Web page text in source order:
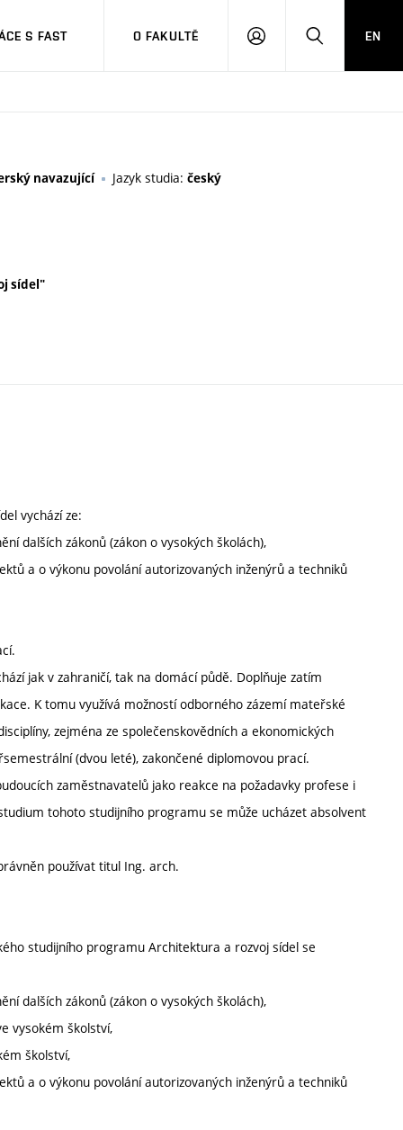
S FAST O FAKULTĚ
PŘIHLÁSITHLEDAT
EN
navazující Jazyk studia: český
sídel"
vychází ze:
dalších zákonů (zákon o vysokých školách),
a o výkonu povolání autorizovaných inženýrů a techniků
jak v zahraničí, tak na domácí půdě. Doplňuje zatím
K tomu využívá možností odborného zázemí mateřské
zejména ze společenskovědních a ekonomických
(dvou leté), zakončené diplomovou prací.
zaměstnavatelů jako reakce na požadavky profese i
tohoto studijního programu se může ucházet absolvent
používat titul Ing. arch.
studijního programu Architektura a rozvoj sídel se
dalších zákonů (zákon o vysokých školách),
vysokém školství,
školství,
a o výkonu povolání autorizovaných inženýrů a techniků